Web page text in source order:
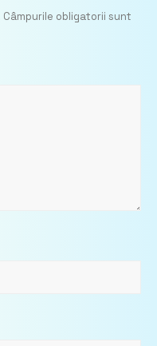
Câmpurile obligatorii sunt